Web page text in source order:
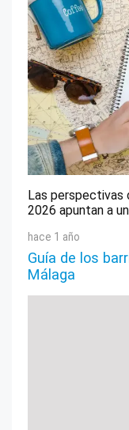
Las perspectivas
2026 apuntan a
hace 1 año
Guía de los
Málaga